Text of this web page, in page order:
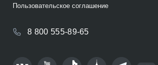
8 800 555-89-65
Пользовательское соглашение